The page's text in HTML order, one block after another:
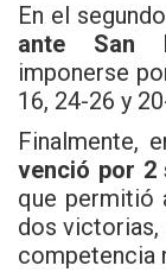
En el
ante San
imponerse
16, 24-26 y
Finalmente,
venció por 2
que permitió
dos victorias,
competencia